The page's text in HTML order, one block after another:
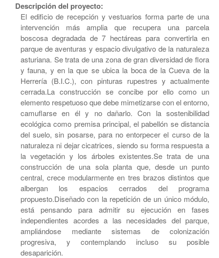
Descripción del proyecto:
El edificio de recepción y vestuarios forma parte de una
intervención más amplia que recupera una parcela
boscosa degradada de 7 hectáreas para convertirla en
parque de aventuras y espacio divulgativo de la naturaleza
asturiana. Se trata de una zona de gran diversidad de flora
y fauna, y en la que se ubica la boca de la Cueva de la
Herrería (B.I.C.), con pinturas rupestres y actualmente
cerrada.La construcción se concibe por ello como un
elemento respetuoso que debe mimetizarse con el entorno,
camuflarse en él y no dañarlo. Con la sostenibilidad
ecológica como premisa principal, el pabellón se distancia
del suelo, sin posarse, para no entorpecer el curso de la
naturaleza ni dejar cicatrices, siendo su forma respuesta a
la vegetación y los árboles existentes.Se trata de una
construcción de una sola planta que, desde un punto
central, crece modularmente en tres brazos distintos que
albergan los espacios cerrados del programa
propuesto.Diseñado con la repetición de un único módulo,
está pensando para admitir su ejecución en fases
independientes acordes a las necesidades del parque,
ampliándose mediante sistemas de colonización
progresiva, y contemplando incluso su posible
desaparición.